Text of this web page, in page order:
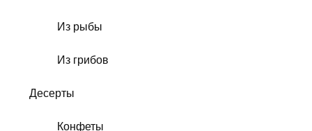
Из рыбы
Из грибов
Десерты
Конфеты